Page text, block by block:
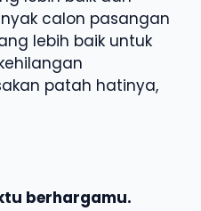
calon pasangan
lebih baik untuk
patah hatinya,
berhargamu.